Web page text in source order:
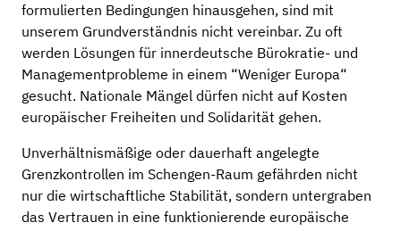
formulierten Bedingungen hinausgehen, sind mit
unserem Grundverständnis nicht vereinbar. Zu oft
werden Lösungen für innerdeutsche Bürokratie- und
Managementprobleme in einem “Weniger Europa“
gesucht. Nationale Mängel dürfen nicht auf Kosten
europäischer Freiheiten und Solidarität gehen.
Unverhältnismäßige oder dauerhaft angelegte
Grenzkontrollen im Schengen-Raum gefährden nicht
nur die wirtschaftliche Stabilität, sondern untergraben
das Vertrauen in eine funktionierende europäische